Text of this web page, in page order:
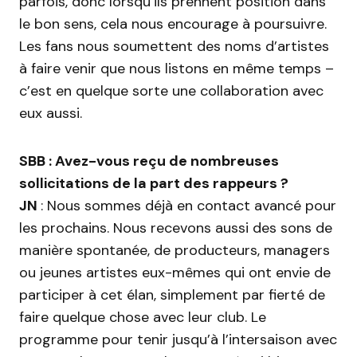
le bon sens, cela nous encourage à poursuivre.
Les fans nous soumettent des noms d’artistes
à faire venir que nous listons en même temps –
c’est en quelque sorte une collaboration avec
eux aussi.
SBB : Avez-vous reçu de nombreuses
sollicitations de la part des rappeurs ?
JN : Nous sommes déjà en contact avancé pour
les prochains. Nous recevons aussi des sons de
manière spontanée, de producteurs, managers
ou jeunes artistes eux-mêmes qui ont envie de
participer à cet élan, simplement par fierté de
faire quelque chose avec leur club. Le
programme pour tenir jusqu’à l’intersaison avec